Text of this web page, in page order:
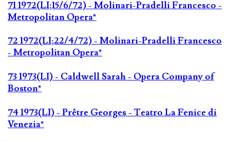
71 1972(LI;15/6/72) - Molinari-Pradelli Francesco -
Metropolitan Opera*
72 1972(LI;22/4/72) - Molinari-Pradelli Francesco
- Metropolitan Opera*
73 1973(LI) - Caldwell Sarah - Opera Company of
Boston*
74 1973(LI) - Prêtre Georges - Teatro La Fenice di
Venezia*